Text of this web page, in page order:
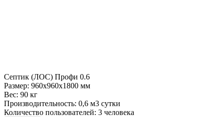
Септик (ЛОС) Профи 0.6
Размер: 960x960x1800 мм
Вес: 90 кг
Производительность: 0,6 м3 сутки
Количество пользователей: 3 человека